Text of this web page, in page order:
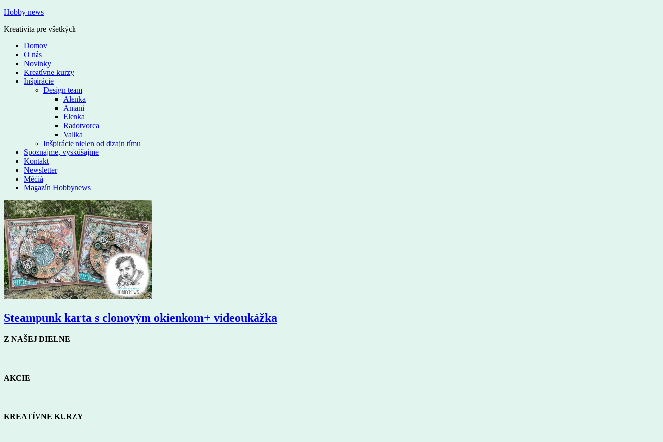
Hobby news
Kreativita pre všetkých
Domov
O nás
Novinky
Kreatívne kurzy
Inšpirácie
Design team
Alenka
Amani
Elenka
Radotvorca
Valika
Inšpirácie nielen od dizajn tímu
Spoznajme, vyskúšajme
Kontakt
Newsletter
Médiá
Magazín Hobbynews
Steampunk karta s clonovým okienkom+ videoukážka
Z NAŠEJ DIELNE
AKCIE
KREATÍVNE KURZY